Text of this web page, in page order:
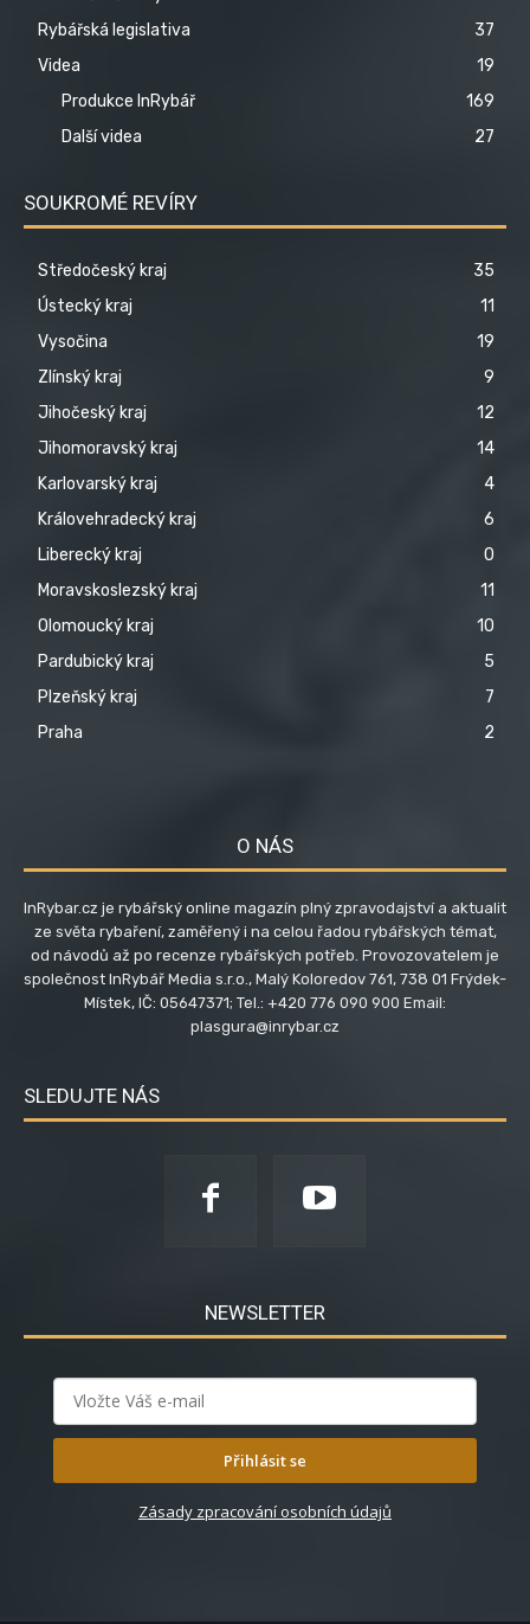
Rybářská legislativa
37
Videa
19
Produkce InRybář
169
Další videa
27
SOUKROMÉ REVÍRY
Středočeský kraj
35
Ústecký kraj
11
Vysočina
19
Zlínský kraj
9
Jihočeský kraj
12
Jihomoravský kraj
14
Karlovarský kraj
4
Královehradecký kraj
6
Liberecký kraj
0
Moravskoslezský kraj
11
Olomoucký kraj
10
Pardubický kraj
5
Plzeňský kraj
7
Praha
2
O NÁS
InRybar.cz je rybářský online magazín plný zpravodajství a aktualit
ze světa rybaření, zaměřený i na celou řadou rybářských témat,
od návodů až po recenze rybářských potřeb. Provozovatelem je
společnost InRybář Media s.r.o., Malý Koloredov 761, 738 01 Frýdek-
Místek, IČ: 05647371; Tel.: +420 776 090 900 Email:
plasgura@inrybar.cz
SLEDUJTE NÁS
NEWSLETTER
Přihlásit se
Zásady zpracování osobních údajů